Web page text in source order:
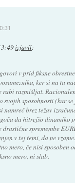
izjavil:
v prid fiksne
ker si na ta
rabi razmišljat.
svojih sposobnosti (kar
brez težav
da hitrejšo dinamiko
spremembe
v tej temi, da ne
mero, če nisi sposoben
mero, ni slab.